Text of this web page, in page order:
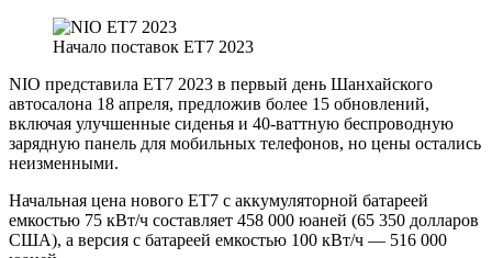
Начало поставок ET7 2023
NIO представила ET7 2023 в первый день Шанхайского
автосалона 18 апреля, предложив более 15 обновлений,
включая улучшенные сиденья и 40-ваттную беспроводную
зарядную панель для мобильных телефонов, но цены остались
неизменными.
Начальная цена нового ET7 с аккумуляторной батареей
емкостью 75 кВт/ч составляет 458 000 юаней (65 350 долларов
США), а версия с батареей емкостью 100 кВт/ч — 516 000